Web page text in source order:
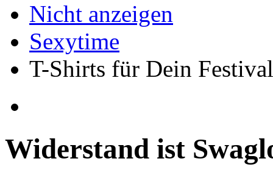
Nicht anzeigen
Sexytime
T-Shirts für Dein
Widerstand ist